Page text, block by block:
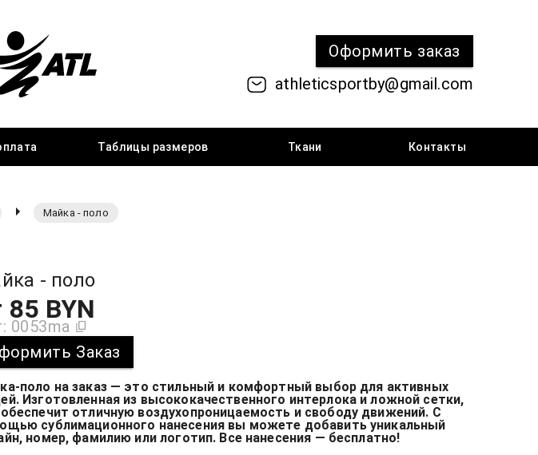
Оформить заказ
athleticsportby@gmail.com
Таблицы размеров Ткани Контакты
Майка - поло
- поло
85 BYN
0053ma
Заказ
поло на заказ — это стильный и комфортный выбор для активных
Изготовленная из высококачественного интерлока и ложной сетки,
отличную воздухопроницаемость и свободу движений. С
сублимационного нанесения вы можете добавить уникальный
номер, фамилию или логотип. Все нанесения — бесплатно!